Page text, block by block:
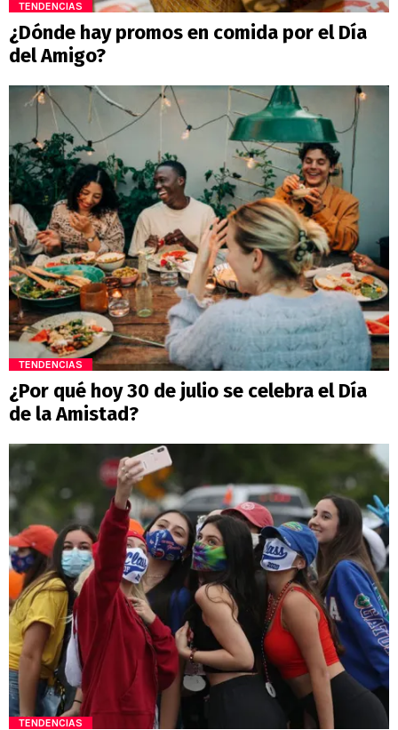
TENDENCIAS
¿Dónde hay promos en comida por el Día
del Amigo?
TENDENCIAS
¿Por qué hoy 30 de julio se celebra el Día
de la Amistad?
TENDENCIAS